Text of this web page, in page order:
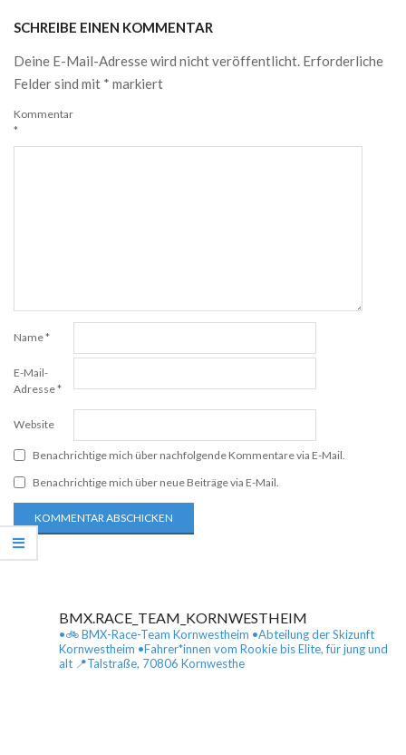
SCHREIBE EINEN KOMMENTAR
Deine E-Mail-Adresse wird nicht veröffentlicht. Erforderliche
Felder sind mit * markiert
Kommentar
*
Name*
E-Mail-
Adresse*
Website
Benachrichtige mich über nachfolgende Kommentare via E-Mail.
Benachrichtige mich über neue Beiträge via E-Mail.
BMX.RACE_TEAM_KORNWESTHEIM
•🚲 BMX-Race-Team Kornwestheim •Abteilung der Skizunft
Kornwestheim •Fahrer*innen vom Rookie bis Elite, für jung und
alt 📍Talstraße, 70806 Kornwesthe